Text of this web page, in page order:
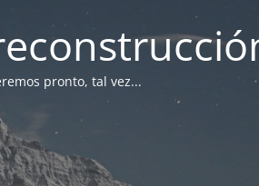
pronto, tal vez...